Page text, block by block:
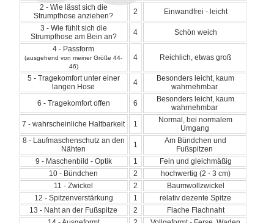
2 - Wie lässt sich die
Strumpfhose anziehen?
2
Einwandfrei - leicht
3 - Wie fühlt sich die
Strumpfhose am Bein an?
4
Schön weich
4 - Passform
(ausgehend von meiner Größe 44-
46)
4 Reichlich, etwas groß
5 - Tragekomfort unter einer
langen Hose
4
Besonders leicht, kaum
wahrnehmbar
6 - Tragekomfort offen
6
Besonders leicht, kaum
wahrnehmbar
7 - wahrscheinliche Haltbarkeit
1
Normal, bei normalem
Umgang
8 - Laufmaschenschutz an den
Nähten
1
Am Bündchen und
Fußspitzen
9 - Maschenbild - Optik
1
Fein und gleichmäßig
10 - Bündchen
2
hochwertig (2 - 3 cm)
11 - Zwickel
2
Baumwollzwickel
12 - Spitzenverstärkung
1
relativ dezente Spitze
13 - Naht an der Fußspitze
2
Flache Flachnaht